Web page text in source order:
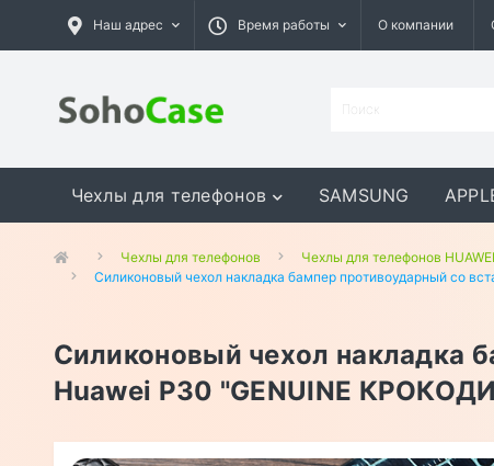
Наш адрес Время работы О компании
Чехлы для телефонов SAMSUNG
GOOGLE MEIZU ASUS
Чехлы для телефонов Чехлы для телефонов HUAWEI
Силиконовый чехол накладка бампер противоударный со
Силиконовый чехол накладка
Huawei P30 "GENUINE